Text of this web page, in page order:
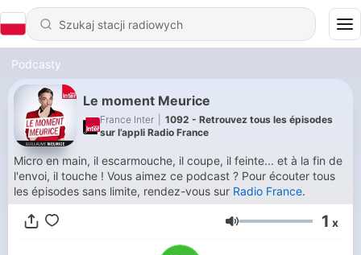
Podcasty
Le moment Meurice
France Inter
1092 - Retrouvez tous les épisodes
sur l’appli Radio France
Micro en main, il escarmouche, il coupe, il feinte... et à la fin de
l'envoi, il touche ! Vous aimez ce podcast ? Pour écouter tous
les épisodes sans limite, rendez-vous sur Radio France.
Głośność 1 x